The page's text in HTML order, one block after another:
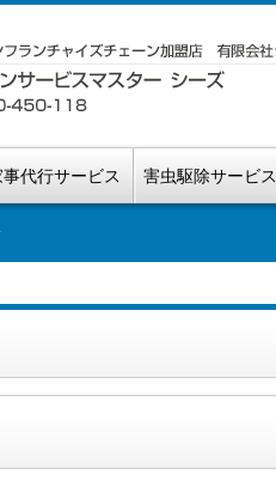
事代行サービス 害虫駆除サービス